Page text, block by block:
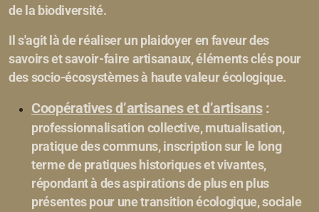
de la biodiversité.
Il s'agit là de réaliser un plaidoyer en faveur des
savoirs et savoir-faire artisanaux, éléments clés pour
des socio-écosystèmes à haute valeur écologique.
Coopératives d’artisanes et d’artisans:
professionnalisation collective, mutualisation,
pratique des communs, inscription sur le long
terme de pratiques historiques et vivantes,
répondant à des aspirations de plus en plus
présentes pour une transition écologique, sociale